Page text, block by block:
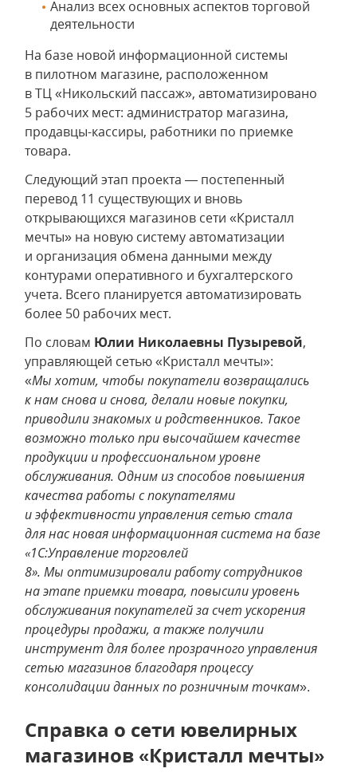
Анализ всех основных аспектов торговой
деятельности
На базе новой информационной системы
в пилотном магазине, расположенном
в ТЦ «Никольский пассаж», автоматизировано
5 рабочих мест: администратор магазина,
продавцы-кассиры, работники по приемке
товара.
Следующий этап проекта — постепенный
перевод 11 существующих и вновь
открывающихся магазинов сети «Кристалл
мечты» на новую систему автоматизации
и организация обмена данными между
контурами оперативного и бухгалтерского
учета. Всего планируется автоматизировать
более 50 рабочих мест.
По словам Юлии Николаевны Пузыревой,
управляющей сетью «Кристалл мечты»:
«Мы хотим, чтобы покупатели возвращались
к нам снова и снова, делали новые покупки,
приводили знакомых и родственников. Такое
возможно только при высочайшем качестве
продукции и профессиональном уровне
обслуживания. Одним из способов повышения
качества работы с покупателями
и эффективности управления сетью стала
для нас новая информационная система на базе
«1С:Управление торговлей
8». Мы оптимизировали работу сотрудников
на этапе приемки товара, повысили уровень
обслуживания покупателей за счет ускорения
процедуры продажи, а также получили
инструмент для более прозрачного управления
сетью магазинов благодаря процессу
консолидации данных по розничным точкам».
Справка о сети ювелирных
магазинов «Кристалл мечты»